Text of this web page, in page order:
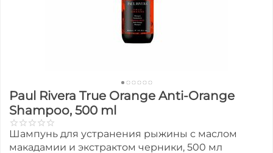
Paul Rivera True Orange Anti-Orange
Shampoo, 500 ml
Шампунь для устранения рыжины с маслом
макадамии и экстрактом черники, 500 мл